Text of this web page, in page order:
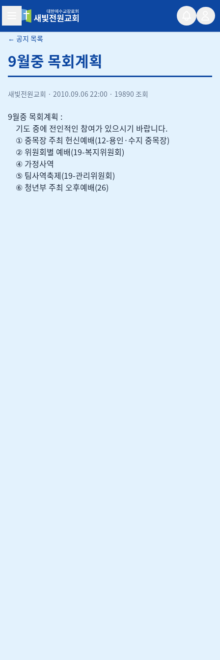
새빛전원교회
← 공지 목록
9월중 목회계획
새빛전원교회 · 2010.09.06 22:00 · 19890 조회
9월중 목회계획 :
기도 중에 전인적인 참여가 있으시기 바랍니다.
① 중목장 주최 헌신예배(12-용인·수지 중목장)
② 위원회별 예배(19-복지위원회)
④ 가정사역
⑤ 팀사역축제(19-관리위원회)
⑥ 청년부 주최 오후예배(26)